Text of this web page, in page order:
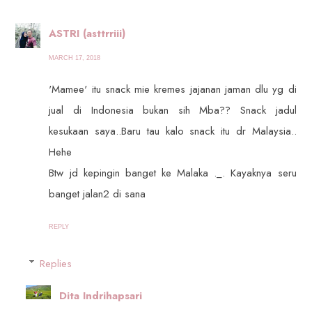
ASTRI (asttrriii)
MARCH 17, 2018
'Mamee' itu snack mie kremes jajanan jaman dlu yg di
jual di Indonesia bukan sih Mba?? Snack jadul
kesukaan saya..Baru tau kalo snack itu dr Malaysia..
Hehe
Btw jd kepingin banget ke Malaka ._. Kayaknya seru
banget jalan2 di sana
REPLY
Replies
Dita Indrihapsari